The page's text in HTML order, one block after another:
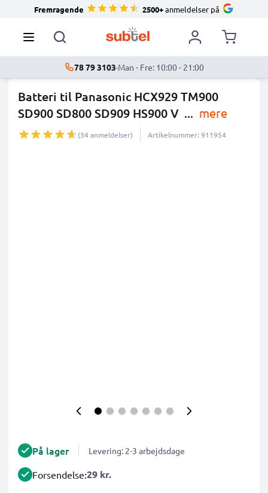
Fremragende 2500+anmeldelser på
78 79 3103·Man - Fre: 10:00 - 21:00
Batteri til Panasonic HCX929 TM900
SD900 SD800 SD909 HS900 V ... mere
(34 anmeldelser) Artikelnummer: 911954
På lager Levering: 2-3 arbejdsdage
Forsendelse:29 kr.